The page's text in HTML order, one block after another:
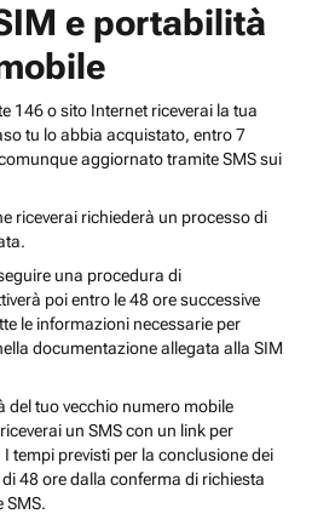
e portabilità
146 o sito Internet riceverai la tua
tu lo abbia acquistato, entro 7
aggiornato tramite SMS sui
riceverai richiederà un processo di
una procedura di
poi entro le 48 ore successive
le informazioni necessarie per
documentazione allegata alla SIM
del tuo vecchio numero mobile
un SMS con un link per
tempi previsti per la conclusione dei
48 ore dalla conferma di richiesta
SMS.